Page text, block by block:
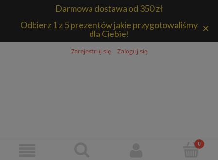
Darmowa dostawa od 350 zł
Odbierz 1 z 5 prezentów jakie przygotowaliśmy
dla Ciebie!
×
Zarejestruj się Zaloguj się